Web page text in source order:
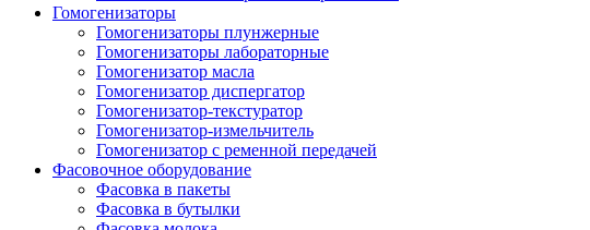
Гомогенизаторы
Гомогенизаторы плунжерные
Гомогенизаторы лабораторные
Гомогенизатор масла
Гомогенизатор диспергатор
Гомогенизатор-текстуратор
Гомогенизатор-измельчитель
Гомогенизатор с ременной передачей
Фасовочное оборудование
Фасовка в пакеты
Фасовка в бутылки